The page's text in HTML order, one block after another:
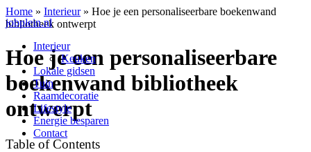
jobplein.nl
Interieur
Keuken
Lokale gidsen
Tuin
Raamdecoratie
Lifestyle
Energie besparen
Contact
Home » Interieur» Hoe je een personaliseerbare boekenwand
bibliotheek ontwerpt
Hoe je een personaliseerbare
boekenwand bibliotheek
ontwerpt
Table of Contents